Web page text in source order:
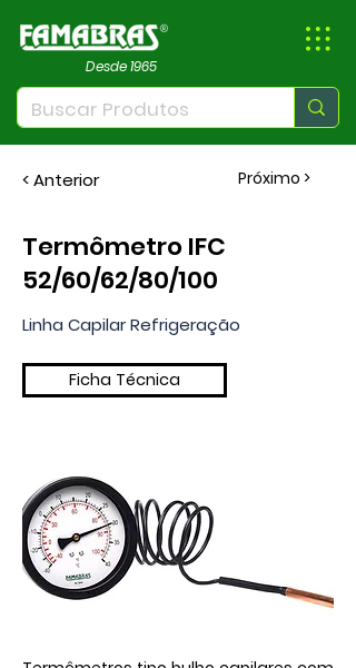
Desde 1965
< Anterior Próximo >
Termômetro IFC
52/60/62/80/100
Linha Capilar Refrigeração
Ficha Técnica